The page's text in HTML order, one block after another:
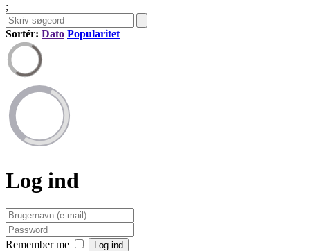
;
Sortér: Dato Popularitet
Log ind
Remember me